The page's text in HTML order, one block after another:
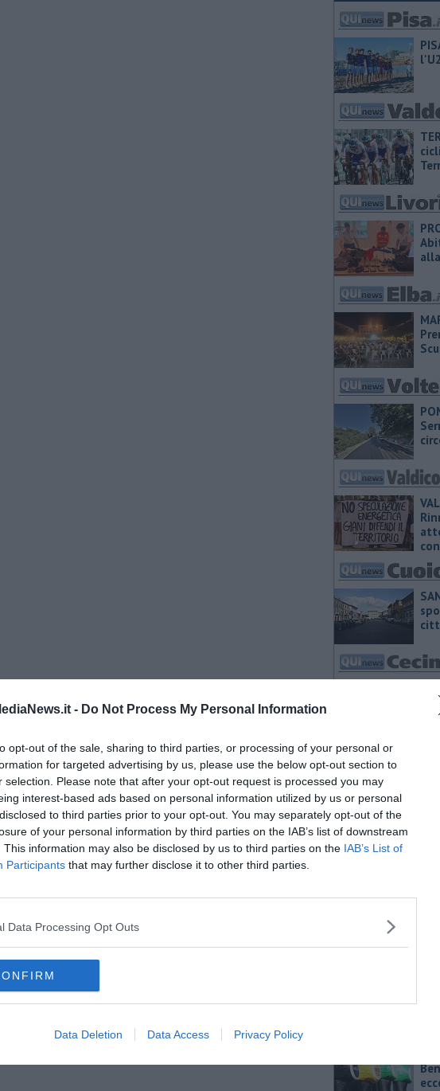
- Do Not Process My Personal Information
opt-out of the sale, sharing to third parties, or processing of your personal or
for targeted advertising by us, please use the below opt-out section to
selection. Please note that after your opt-out request is processed you may
interest-based ads based on personal information utilized by us or personal
to third parties prior to your opt-out. You may separately opt-out of the
of your personal information by third parties on the IAB’s list of downstream
This information may also be disclosed by us to third parties on the IAB’s List of
Participants that may further disclose it to other third parties.
Data Processing Opt Outs
Data Deletion Data Access Privacy Policy
—